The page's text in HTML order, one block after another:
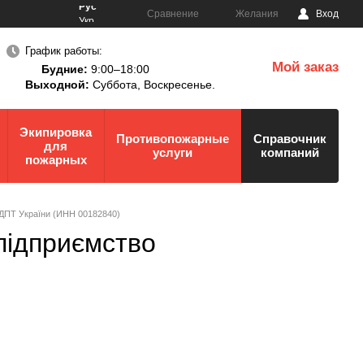
Рус
Укр
Сравнение Желания Вход
График работы:
Будние: 9:00–18:00
Выходной: Суббота, Воскресенье.
Мой заказ
Экипировка
для
пожарных
Противопожарные
услуги
Справочник
компаний
ДПТ України (ИНН 00182840)